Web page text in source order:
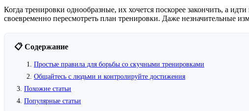
Когда тренировки однообразные, их хочется поскорее закончить, а
своевременно пересмотреть план тренировки. Даже незначительные
📋 Содержание
Простые правила для борьбы со скучными тренировками
Общайтесь с людьми и контролируйте достижения
Похожие статьи
Популярные статьи